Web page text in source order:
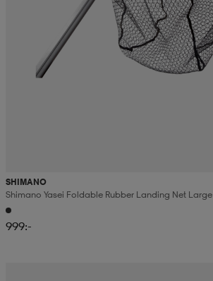
SHIMANO
Shimano Yasei Foldable Rubber Landing Net Large
999:-